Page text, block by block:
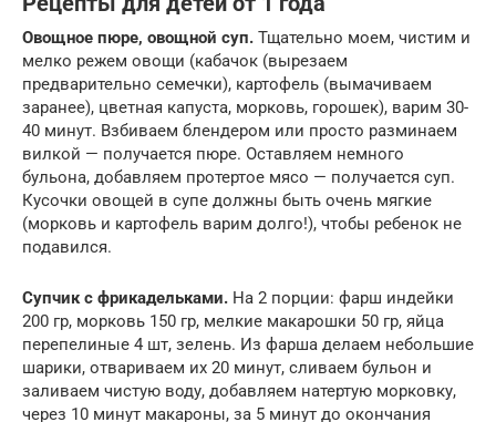
Овощное пюре, овощной суп. Тщательно моем, чистим и
мелко режем овощи (кабачок (вырезаем
предварительно семечки), картофель (вымачиваем
заранее), цветная капуста, морковь, горошек), варим 30-
40 минут. Взбиваем блендером или просто разминаем
вилкой — получается пюре. Оставляем немного
бульона, добавляем протертое мясо — получается суп.
Кусочки овощей в супе должны быть очень мягкие
(морковь и картофель варим долго!), чтобы ребенок не
подавился.
Супчик с фрикадельками. На 2 порции: фарш индейки
200 гр, морковь 150 гр, мелкие макарошки 50 гр, яйца
перепелиные 4 шт, зелень. Из фарша делаем небольшие
шарики, отвариваем их 20 минут, сливаем бульон и
заливаем чистую воду, добавляем натертую морковку,
через 10 минут макароны, за 5 минут до окончания